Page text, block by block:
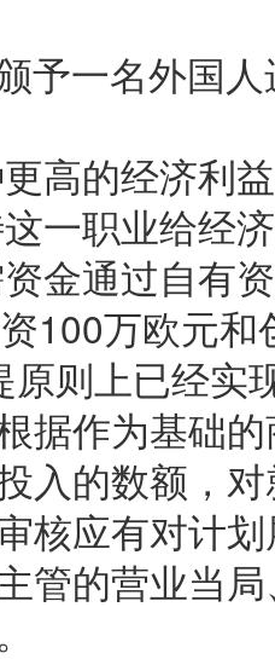
予一名外国
高的经济利
一职业给经
金通过自有
100万欧元和
原则上已经实
据作为基础
入的数额，
核应有对计
管的营业当